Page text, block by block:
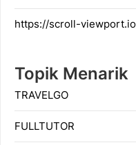
https://scroll-
Topik Menarik
TRAVELGO
FULLTUTOR